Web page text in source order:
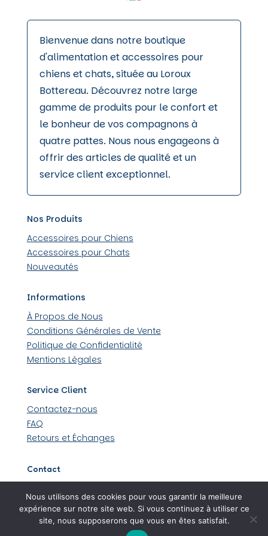
Bienvenue dans notre boutique
d'alimentation et accessoires pour
chiens et chats, située au Loroux
Bottereau. Découvrez notre large
gamme de produits pour le confort et
le bonheur de vos compagnons à
quatre pattes. Nous nous engageons à
offrir des articles de qualité et un
service client exceptionnel.
Nos Produits
Accessoires pour Chiens
Accessoires pour Chats
Nouveautés
Informations
À Propos de Nous
Conditions Générales de Vente
Politique de Confidentialité
Mentions Légales
Service Client
Contactez-nous
FAQ
Retours et Échanges
Contact
06 45 48 36 99
Nous utilisons des cookies pour vous garantir la meilleure
expérience sur notre site web. Si vous continuez à utiliser ce
site, nous supposerons que vous en êtes satisfait.